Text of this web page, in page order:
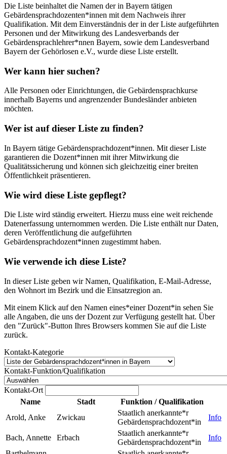
Die Liste beinhaltet die Namen der in Bayern tätigen
Gebärdensprachdozenten*innen mit dem Nachweis ihrer
Qualifikation. Mit dem Einverständnis der in der Liste aufgeführten
Personen und der Mitwirkung des Landesverbands der
Gebärdensprachlehrer*nnen Bayern, sowie dem Landesverband
Bayern der Gehörlosen e.V., wurde diese Liste erstellt.
Wer kann hier suchen?
Alle Personen oder Einrichtungen, die Gebärdensprachkurse
innerhalb Bayerns und angrenzender Bundesländer anbieten
möchten.
Wer ist auf dieser Liste zu finden?
In Bayern tätige Gebärdensprachdozent*innen. Mit dieser Liste
garantieren die Dozent*innen mit ihrer Mitwirkung die
Qualitätssicherung und können sich gleichzeitig einer breiten
Öffentlichkeit präsentieren.
Wie wird diese Liste gepflegt?
Die Liste wird ständig erweitert. Hierzu muss eine weit reichende
Datenerfassung unternommen werden. Die Liste enthält nur Daten,
deren Veröffentlichung die aufgeführten
Gebärdensprachdozent*innen zugestimmt haben.
Wie verwende ich diese Liste?
In dieser Liste geben wir Namen, Qualifikation, E-Mail-Adresse,
den Wohnort im Bezirk und die Einsatzregion an.
Mit einem Klick auf den Namen eines*einer Dozent*in sehen Sie
alle Angaben, die uns der Dozent zur Verfügung gestellt hat. Über
den "Zurück"-Button Ihres Browsers kommen Sie auf die Liste
zurück.
Kontakt-Kategorie
Kontakt-Funktion/Qualifikation
Kontakt-Ort
Name
Stadt
Funktion / Qualifikation
Arold, Anke
Zwickau
Staatlich anerkannte*r
Gebärdensprachdozent*in
Info
Bach, Annette Erbach
Staatlich anerkannte*r
Gebärdensprachdozent*in
Info